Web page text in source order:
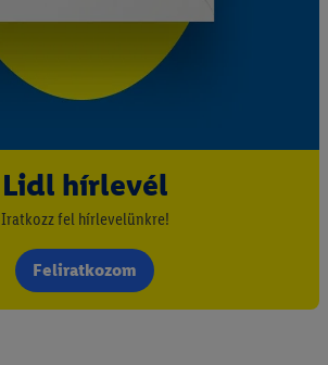
Lidl hírlevél
Iratkozz fel hírlevelünkre!
Feliratkozom